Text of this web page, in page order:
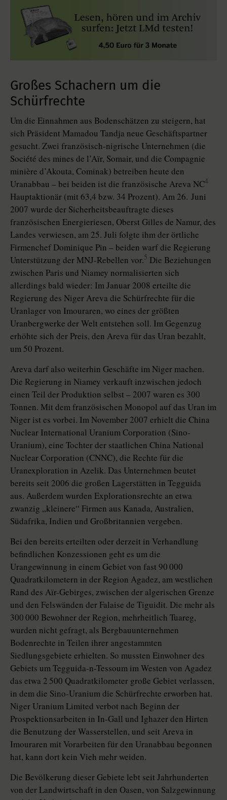
Großes Schachern um die
Schürfrechte
Um die Einnahmen aus Bodenschätzen zu steigern, hat
sich Präsident Mamadou Tandja neue Geschäftspartner
gesucht. Zwei französisch-nigrische Unternehmen (die
Société des mines de l’Aïr, Somair, und die Compagnie
minière d’Akouta, Cominak) betreiben heute den
Uranabbau – bei beiden ist die französische Areva NC4
Hauptaktionär (mit 63,4 bzw. 34 Prozent). Am 26. Juni
2007 wurde der Sicherheitsbeauftragte dieses
französischen Energieriesen, Oberst Gilles de Namur, des
Landes verwiesen, am 25. Juli folgte ihm der örtliche
Firmenchef Dominique Pin – beiden warf die Regierung
Unterstützung der MNJ-Rebellen vor.5 Die Beziehungen
zwischen Paris und Niamey normalisierten sich
allerdings bald wieder: Im Januar 2008 erteilte die
Regierung des Niger Areva die Schürfrechte für die
Uranlager von Imouraren, wo eines der größten
Uranbergwerke der Welt entstehen soll. Im Gegenzug
erhöhte sich der Preis, den Areva für das Uran bezahlt,
um 50 Prozent.
Areva darf also weiterhin Geschäfte im Niger machen.
Die Regierung in Niamey verkauft inzwischen jedoch
einen Teil der Produktion selbst – 2007 waren es 300
Tonnen. Mit dem französischen Monopol auf das Uran im
Niger ist es vorbei. Im November 2007 erhielt die China
Nuclear International Uranium Corporation (Sino-
Uranium), eine Tochter der staatlichen China National
Nuclear Corporation (CNNC), die Rechte für die
Uranexploration in Azelik. Das Unternehmen beutet
bereits seit 2006 die großen Lagerstätten in Tegguida
aus. Außerdem wurden Explorationsrechte an etwa
zwanzig „kleinere“ Firmen aus Kanada, Australien,
Südafrika, Indien und Großbritannien vergeben.
Bei den bereits erteilten oder derzeit in Verhandlung
befindlichen Konzessionen geht es um die
Urangewinnung in einem Gebiet von fast 90 000
Quadratkilometern in der Region Agadez, am westlichen
Rand des Aïr-Gebirges, zwischen der algerischen Grenze
und den Felswänden der Falaise de Tiguidit. Die mehr als
300 000 Bewohner der Region, mehrheitlich Tuareg,
wurden nicht gefragt, als Bergbauunternehmen
Bodenrechte in Teilen ihrer angestammten
Siedlungsgebiete erhielten. So mussten Einwohner des
Gebiets um Tegguida-n-Tessoum im Westen von Agadez
das etwa 2 500 Quadratkilometer große Gebiet verlassen,
in dem die Sino-Uranium die Schürfrechte erworben hat.
Niger Uranium Limited verbot nach Beginn der
Prospektionsarbeiten in In-Gall und Ighazer den Hirten
die Benutzung der Wasserstellen, und seit Areva in
Imouraren mit Vorarbeiten für den Uranabbau begonnen
hat, kann dort kein Vieh mehr weiden.
Die Bevölkerung dieser Gebiete lebt seit Jahrhunderten
von der Landwirtschaft in den Oasen, von Salzgewinnung